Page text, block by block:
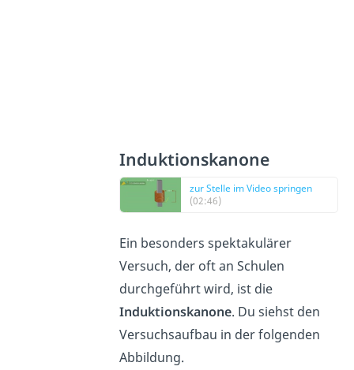
Induktionskanone
zur Stelle im Video springen
(02:46)
Ein besonders spektakulärer
Versuch, der oft an Schulen
durchgeführt wird, ist die
Induktionskanone. Du siehst den
Versuchsaufbau in der folgenden
Abbildung.